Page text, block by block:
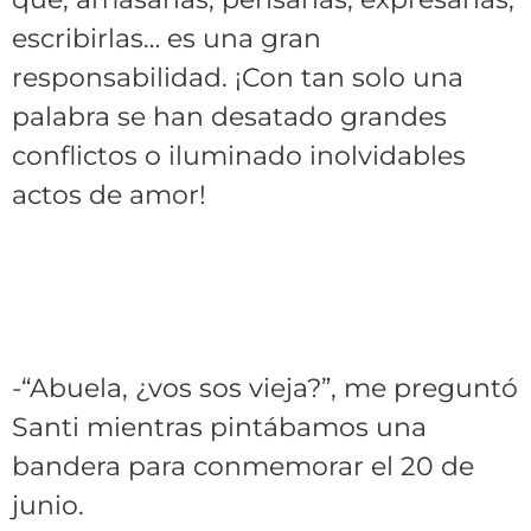
escribirlas… es una gran
responsabilidad. ¡Con tan solo una
palabra se han desatado grandes
conflictos o iluminado inolvidables
actos de amor!
-“Abuela, ¿vos sos vieja?”, me preguntó
Santi mientras pintábamos una
bandera para conmemorar el 20 de
junio.